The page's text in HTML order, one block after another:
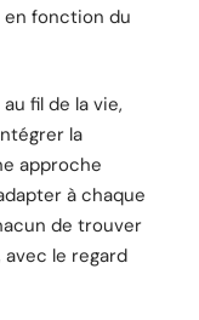
fonction du
fil de la vie,
la
approche
à chaque
de trouver
le regard